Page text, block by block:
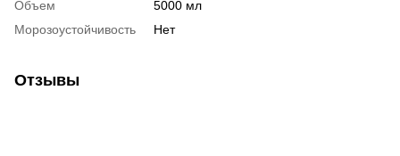
Объем
5000 мл
Морозоустойчивость
Нет
Отзывы